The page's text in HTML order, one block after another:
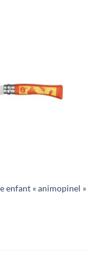
enfant « animopinel »